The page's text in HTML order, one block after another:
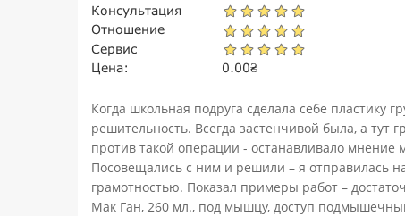
Консультация
Отношение
Сервис
Цена:
0.00₴
Когда школьная подруга сделала себе пластику
решительность. Всегда застенчивой была, а тут
против такой операции - останавливало мнение
Посовещались с ним и решили – я отправилась
грамотностью. Показал примеры работ –
Мак Ган, 260 мл., под мышцу, доступ